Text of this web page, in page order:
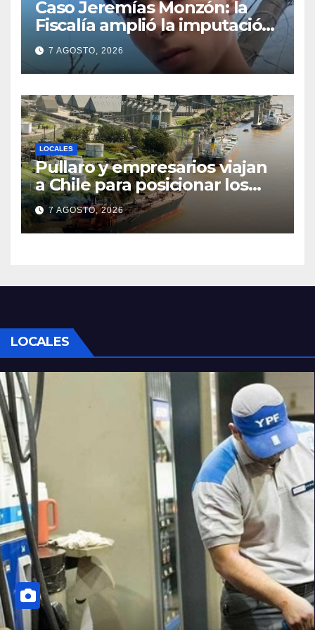
Caso Jeremías Monzón: la
Fiscalía amplió la imputación
contra la menor acusada del
crimen y la causa se
encamina al juicio por jurados
7 AGOSTO, 2026
LOCALES
Pullaro y empresarios viajan
a Chile para posicionar los
puertos del sur de Santa Fe
como salida para las
exportaciones mineras
7 AGOSTO, 2026
LOCALES